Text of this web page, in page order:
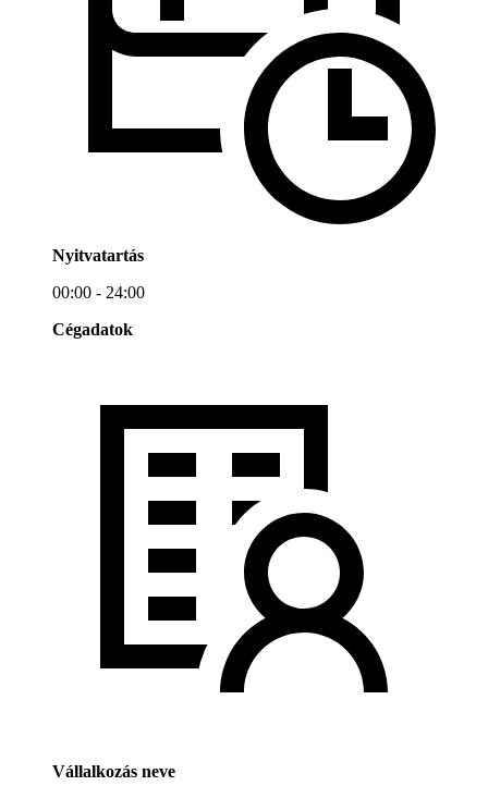
Nyitvatartás
00:00 - 24:00
Cégadatok
Vállalkozás neve